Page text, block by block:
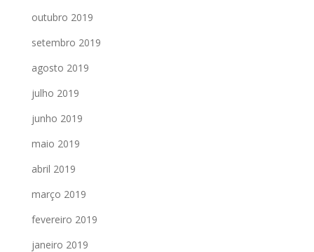
outubro 2019
setembro 2019
agosto 2019
julho 2019
junho 2019
maio 2019
abril 2019
março 2019
fevereiro 2019
janeiro 2019